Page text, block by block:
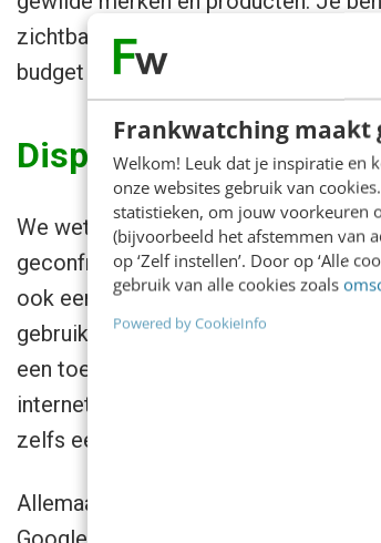
Frankwatching maakt
Welkom! Leuk dat je inspiratie en
onze websites gebruik van
statistieken, om jouw voorkeuren
(bijvoorbeeld het afstemmen van
op ‘Zelf instellen’. Door op ‘Alle
gebruik van alle cookies zoals
Powered by CookieInfo
zichtbaar bent, zorg er dus voor dat
budget opneemt.
Display versus
We weten dat het gebruik van
geconfronteerd met display
ook een groot verschil tussen
gebruikt: branded versus non-
een toename van site-activiteiten met
internetgebruikers geconfronteerd
zelfs een stijging van meer dan 40%).
Allemaal zeer verklaarbaar, maar wat